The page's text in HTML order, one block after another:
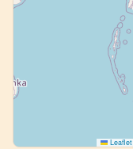
Leaflet